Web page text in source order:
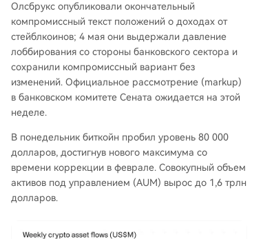
Олсбрукс опубликовали окончательный
компромиссный текст положений о доходах от
стейблкоинов; 4 мая они выдержали давление
лоббирования со стороны банковского сектора и
сохранили компромиссный вариант без
изменений. Официальное рассмотрение (markup)
в банковском комитете Сената ожидается на этой
неделе.
В понедельник биткойн пробил уровень 80 000
долларов, достигнув нового максимума со
времени коррекции в феврале. Совокупный объем
активов под управлением (AUM) вырос до 1,6 трлн
долларов.